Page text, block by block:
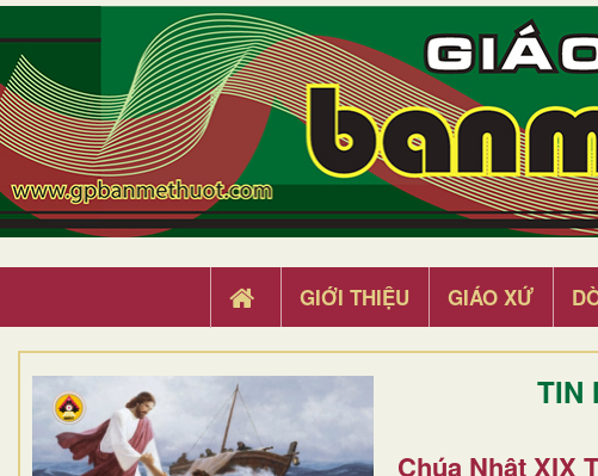
GIỚI THIỆU GIÁO XỨ
TIN
Chúa Nhật XIX